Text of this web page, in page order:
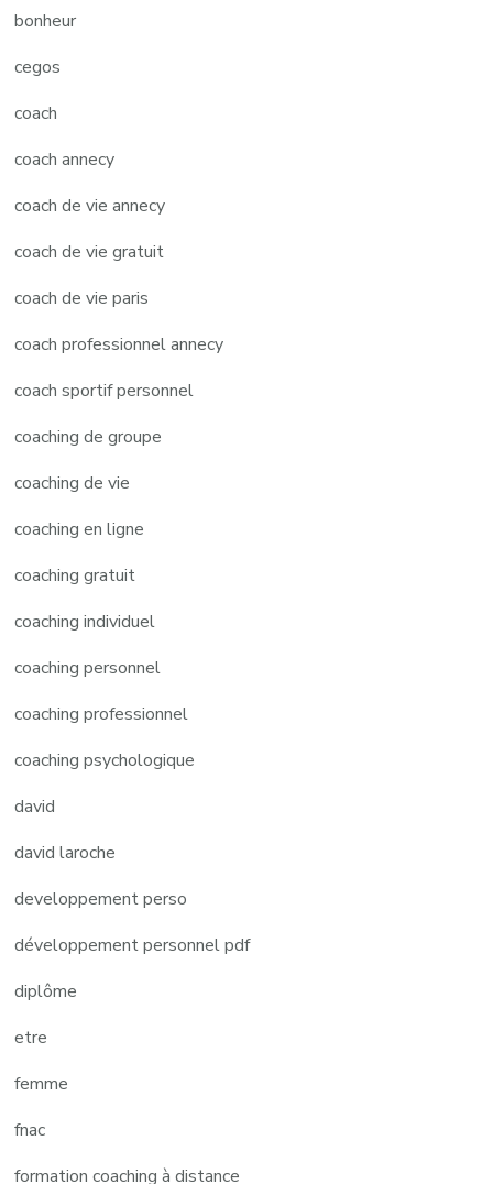
bonheur
cegos
coach
coach annecy
coach de vie annecy
coach de vie gratuit
coach de vie paris
coach professionnel annecy
coach sportif personnel
coaching de groupe
coaching de vie
coaching en ligne
coaching gratuit
coaching individuel
coaching personnel
coaching professionnel
coaching psychologique
david
david laroche
developpement perso
développement personnel pdf
diplôme
etre
femme
fnac
formation coaching à distance